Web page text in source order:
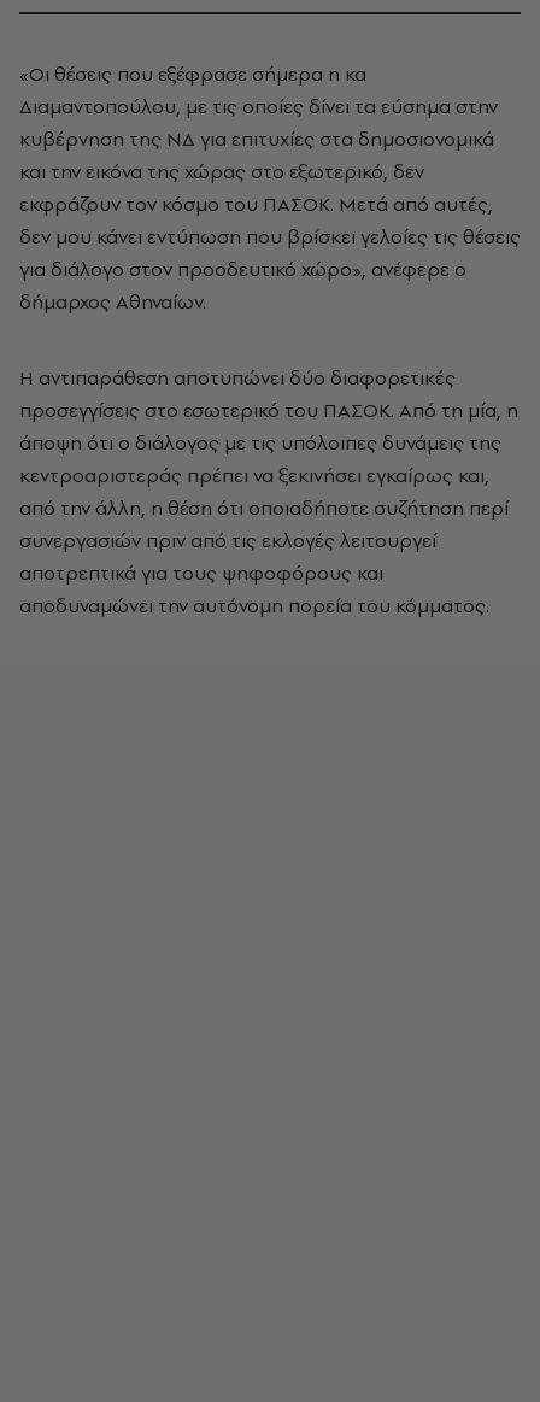
«Οι θέσεις που εξέφρασε σήμερα η κα
Διαμαντοπούλου, με τις οποίες δίνει τα εύσημα στην
κυβέρνηση της ΝΔ για επιτυχίες στα δημοσιονομικά
και την εικόνα της χώρας στο εξωτερικό, δεν
εκφράζουν τον κόσμο του ΠΑΣΟΚ. Μετά από αυτές,
δεν μου κάνει εντύπωση που βρίσκει γελοίες τις θέσεις
για διάλογο στον προοδευτικό χώρο», ανέφερε ο
δήμαρχος Αθηναίων.
Η αντιπαράθεση αποτυπώνει δύο διαφορετικές
προσεγγίσεις στο εσωτερικό του ΠΑΣΟΚ. Από τη μία, η
άποψη ότι ο διάλογος με τις υπόλοιπες δυνάμεις της
κεντροαριστεράς πρέπει να ξεκινήσει εγκαίρως και,
από την άλλη, η θέση ότι οποιαδήποτε συζήτηση περί
συνεργασιών πριν από τις εκλογές λειτουργεί
αποτρεπτικά για τους ψηφοφόρους και
αποδυναμώνει την αυτόνομη πορεία του κόμματος.